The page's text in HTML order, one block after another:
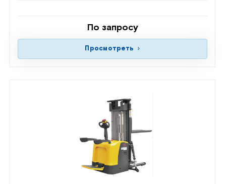
По запросу
Просмотреть